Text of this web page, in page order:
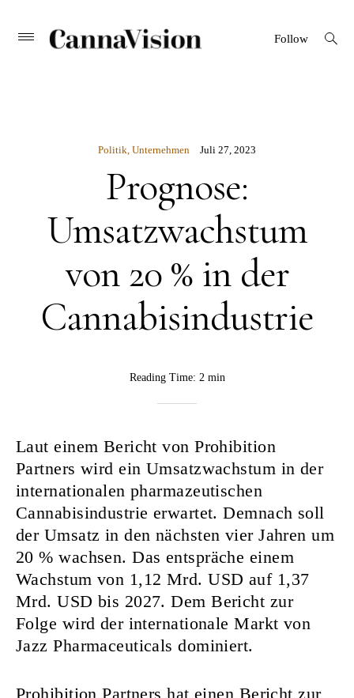
Skip Primary
Menu
CANNAVISION
Follow
open
search
Politik, Unternehmen Juli 27, 2023
Prognose:
Umsatzwachstum
von 20 % in der
Cannabisindustrie
Reading Time: 2 min
Laut einem Bericht von Prohibition
Partners wird ein Umsatzwachstum in der
internationalen pharmazeutischen
Cannabisindustrie erwartet. Demnach soll
der Umsatz in den nächsten vier Jahren um
20 % wachsen. Das entspräche einem
Wachstum von 1,12 Mrd. USD auf 1,37
Mrd. USD bis 2027. Dem Bericht zur
Folge wird der internationale Markt von
Jazz Pharmaceuticals dominiert.
Prohibition Partners hat einen Bericht zur